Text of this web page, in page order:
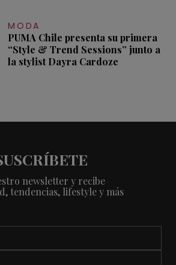
MODA
PUMA Chile presenta su primera
“Style & Trend Sessions” junto a
la stylist Dayra Cardoze
newsletter y recibe
tendencias, lifestyle y más